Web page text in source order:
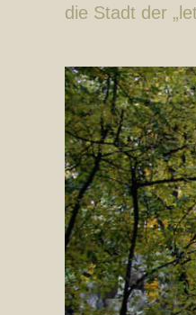
die Stadt der